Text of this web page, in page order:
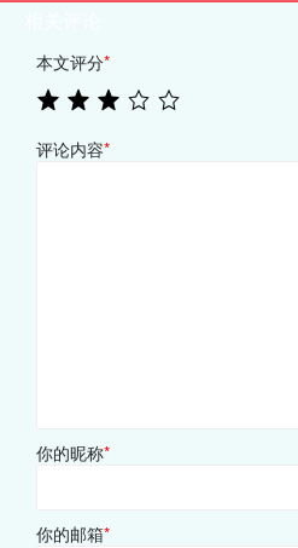
本文评分*
评论内容*
你的昵称*
你的邮箱*